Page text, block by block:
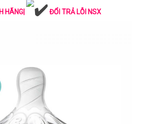
HÃNG| ĐỔI TRẢ LỖI NSX